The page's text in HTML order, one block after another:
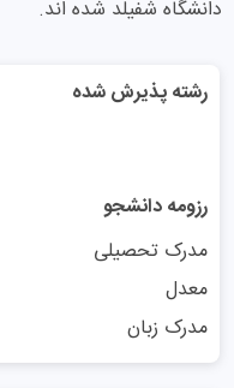
برای دانشجویان
شهریه دانشگاه استفاده
شهریه‌های مرتبط با رشته
سایت دانشگاه هر سال
پارلمان مشخص شده، این
برای دانشجویان واجد
پوشش دهند و به
دانشگاه شفیلد شده اند.
رشته پذیرش شده
رزومه دانشجو
مدرک تحصیلی
معدل
مدرک زبان